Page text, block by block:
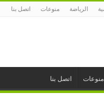
الرياضة منوعات اتصل بنا
منوعات اتصل بنا